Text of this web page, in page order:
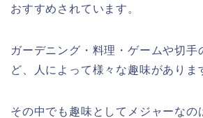
おすすめされています。
ガーデニング・料理・ゲームや切手
ど、人によって様々な趣味がありま
その中でも趣味としてメジャーなの